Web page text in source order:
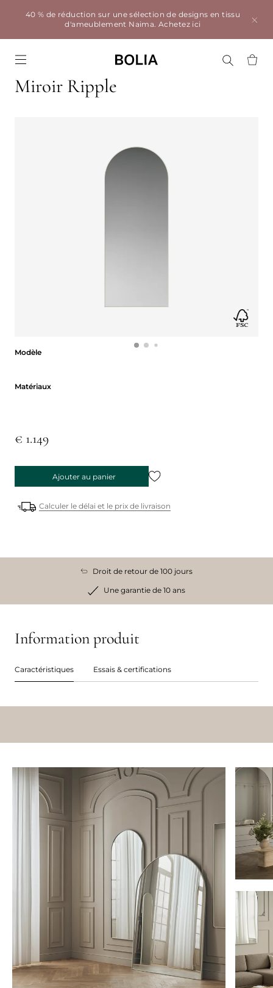
40 % de réduction sur une sélection de designs en tissu
d'ameublement Naima.Achetez ici
Miroir Ripple
Modèle
Matériaux
€ 1.149
Ajouter au panier
Calculer le délai et le prix de livraison
Droit de retour de 100 jours
Une garantie de 10 ans
Information produit
Caractéristiques Essais & certifications